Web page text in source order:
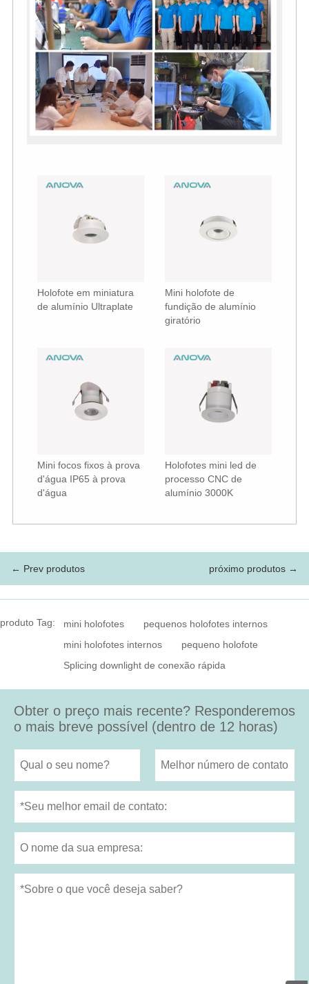
Holofote em miniatura
de alumínio Ultraplate
Mini holofote de
fundição de alumínio
giratório
Mini focos fixos à prova
d'água IP65 à prova
d'água
Holofotes mini led de
processo CNC de
alumínio 3000K
← Prev produtos próximo produtos →
produto Tag: mini holofotes
pequenos holofotes internos
mini holofotes internos
pequeno holofote
Splicing downlight de conexão rápida
Obter o preço mais recente? Responderemos
o mais breve possível (dentro de 12 horas)